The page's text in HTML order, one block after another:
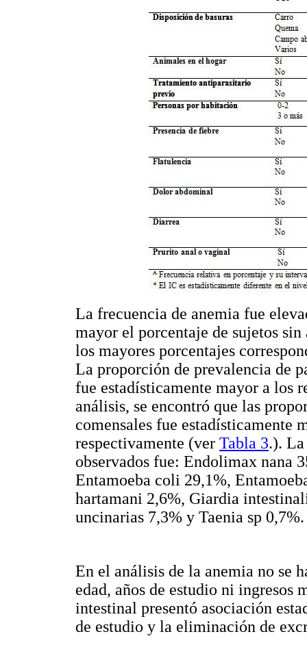
La frecuencia de anemia fue
mayor el porcentaje de sujetos
los mayores porcentajes
La proporción de prevalencia de
fue estadísticamente mayor a los
análisis, se encontró que las
comensales fue estadísticamente
respectivamente (ver Tabla 3.).
observados fue: Endolimax nana
Entamoeba coli 29,1%,
hartamani 2,6%, Giardia
uncinarias 7,3% y Taenia sp 0,7%.
En el análisis de la anemia no se
edad, años de estudio ni ingresos
intestinal presentó asociación
de estudio y la eliminación de